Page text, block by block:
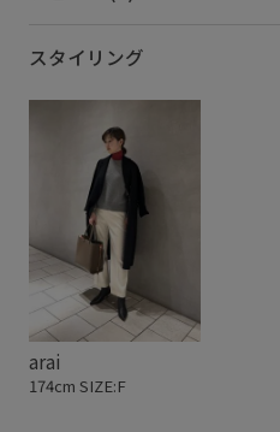
スタイリング
arai
174cm SIZE:F